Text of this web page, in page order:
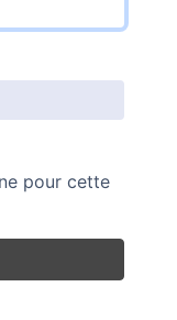
pour cette